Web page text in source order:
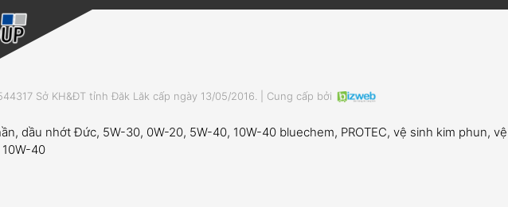
Sở KH&ĐT tỉnh Đăk Lăk cấp ngày 13/05/2016. | Cung cấp bởi
dầu nhớt Đức, 5W-30, 0W-20, 5W-40, 10W-40 bluechem, PROTEC, vệ sinh kim phun, vệ
40